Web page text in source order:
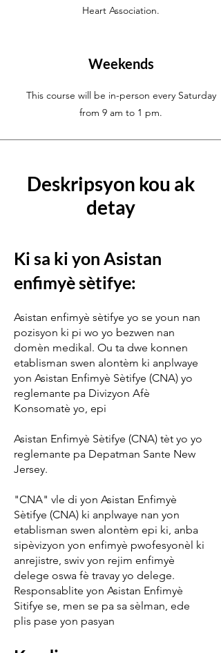
Heart Association.
Weekends
This course will be in-person every Saturday
from 9 am to 1 pm.
Deskripsyon kou ak
detay
Ki sa ki yon Asistan
enfimyè sètifye:
Asistan enfimyè sètifye yo se youn nan
pozisyon ki pi wo yo bezwen nan
domèn medikal. Ou ta dwe konnen
etablisman swen alontèm ki anplwaye
yon Asistan Enfimyè Sètifye (CNA) yo
reglemante pa Divizyon Afè
Konsomatè yo, epi
Asistan Enfimyè Sètifye (CNA) tèt yo yo
reglemante pa Depatman Sante New
Jersey.
"CNA" vle di yon Asistan Enfimyè
Sètifye (CNA) ki anplwaye nan yon
etablisman swen alontèm epi ki, anba
sipèvizyon yon enfimyè pwofesyonèl ki
anrejistre, swiv yon rejim enfimyè
delege oswa fè travay yo delege.
Responsablite yon Asistan Enfimyè
Sitifye se, men se pa sa sèlman, ede
plis pase yon pasyan